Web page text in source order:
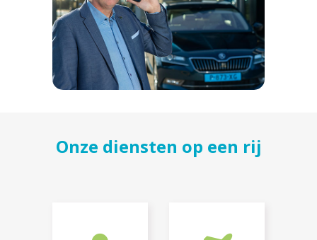
Onze diensten op een rij